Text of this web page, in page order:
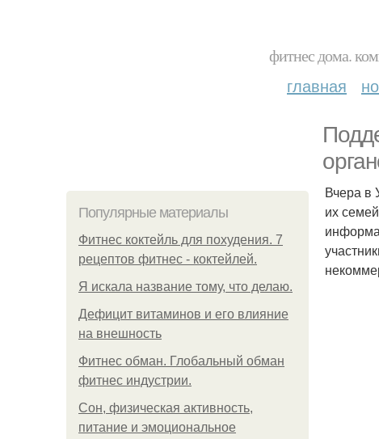
фитнес дома.
главная
Популярные материалы
Фитнес коктейль для похудения. 7
рецептов фитнес - коктейлей.
Я искала название тому, что делаю.
Дефицит витаминов и его влияние
на внешность
Фитнес обман. Глобальный обман
фитнес индустрии.
Сон, физическая активность,
питание и эмоциональное
Вчера в
их